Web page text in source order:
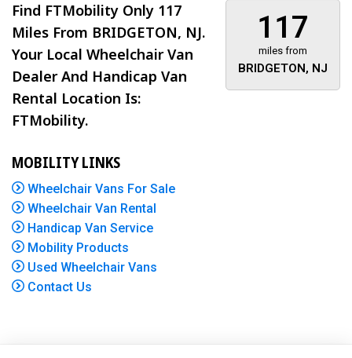
117
miles from
BRIDGETON, NJ
Find FTMobility Only 117
Miles From BRIDGETON, NJ.
Your Local Wheelchair Van
Dealer And Handicap Van
Rental Location Is:
FTMobility.
MOBILITY LINKS
Wheelchair Vans For Sale
Wheelchair Van Rental
Handicap Van Service
Mobility Products
Used Wheelchair Vans
Contact Us